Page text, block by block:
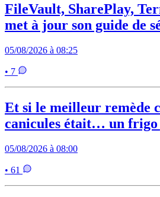
FileVault, SharePlay,
met à jour son guide de
05/08/2026 à 08:25
• 7
Et si le meilleur remède
canicules était… un frigo
05/08/2026 à 08:00
• 61